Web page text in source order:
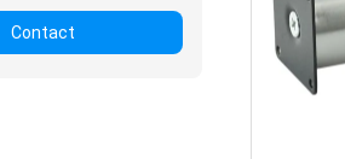
Contact